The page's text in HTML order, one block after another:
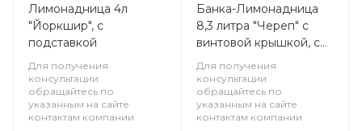
Лимонадница 4л
"Йоркшир", с
подставкой
Для получения
консультации
обращайтесь по
указанным на сайте
контактам компании
Банка-Лимонадница
8,3 литра "Череп" с
винтовой крышкой, с
краном.
Для получения
консультации
обращайтесь по
указанным на сайте
контактам компании